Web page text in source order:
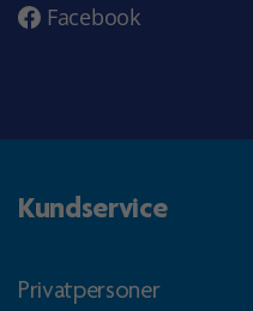
Facebook
Kundservice
Privatpersoner